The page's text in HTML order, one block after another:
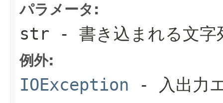
パラメータ:
str - 書き込まれる文字
例外:
IOException - 入出力